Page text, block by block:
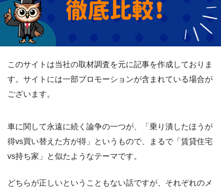
このサイトは当社の取材調査を元に記事を作成しておりま
す。サイトには一部プロモーションが含まれている場合が
ございます。
車に関して永遠に続く論争の一つが、「乗り潰したほうが
得vs買い替えた方が得」というもので、まるで「賃貸住宅
vs持ち家」と似たようなテーマです。
どちらが正しいということもない話ですが、それぞれのメ